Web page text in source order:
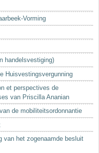
Vorming
handelsvestiging)
Huisvestingsvergunning
et perspectives de
van Priscilla Ananian
de mobiliteitsordonnantie
van het zogenaamde besluit